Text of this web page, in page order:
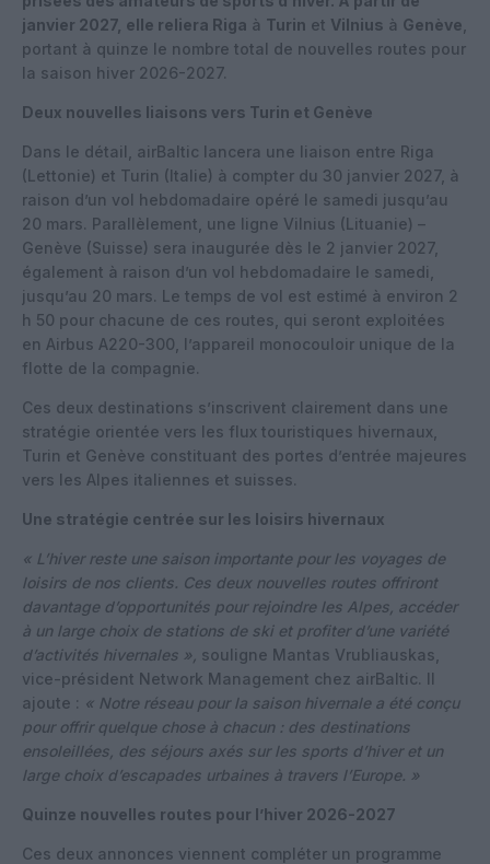
janvier 2027, elle reliera Riga à Turin et Vilnius à Genève
portant à quinze le nombre total de nouvelles routes pour
la saison hiver 2026-2027.
Deux nouvelles liaisons vers Turin et Genève
Dans le détail, airBaltic lancera une liaison entre Riga
(Lettonie) et Turin (Italie) à compter du 30 janvier 2027, à
raison d’un vol hebdomadaire opéré le samedi jusqu’au
20 mars. Parallèlement, une ligne Vilnius (Lituanie) –
Genève (Suisse) sera inaugurée dès le 2 janvier 2027,
également à raison d’un vol hebdomadaire le samedi,
jusqu’au 20 mars. Le temps de vol est estimé à environ 2
h 50 pour chacune de ces routes, qui seront exploitées
en Airbus A220-300, l’appareil monocouloir unique de la
flotte de la compagnie.
Ces deux destinations s’inscrivent clairement dans une
stratégie orientée vers les flux touristiques hivernaux,
Turin et Genève constituant des portes d’entrée majeures
vers les Alpes italiennes et suisses.
Une stratégie centrée sur les loisirs hivernaux
« L’hiver reste une saison importante pour les voyages de
loisirs de nos clients. Ces deux nouvelles routes offriront
davantage d’opportunités pour rejoindre les Alpes, accéder
à un large choix de stations de ski et profiter d’une variété
d’activités hivernales », souligne Mantas Vrubliauskas,
vice-président Network Management chez airBaltic. Il
ajoute : « Notre réseau pour la saison hivernale a été conçu
pour offrir quelque chose à chacun : des destinations
ensoleillées, des séjours axés sur les sports d’hiver et un
large choix d’escapades urbaines à travers l’Europe. »
Quinze nouvelles routes pour l’hiver 2026-2027
Ces deux annonces viennent compléter un programme